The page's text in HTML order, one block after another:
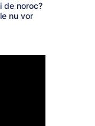
de noroc?
nu vor